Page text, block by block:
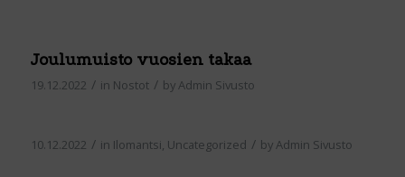
Joulumuisto vuosien takaa
19.12.2022 / in Nostot / byAdmin Sivusto
10.12.2022 / in Ilomantsi, Uncategorized / byAdmin Sivusto